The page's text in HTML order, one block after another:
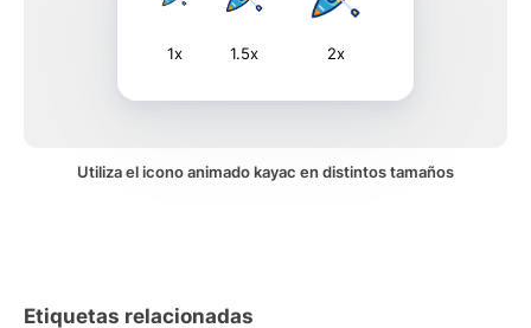
1x 1.5x 2x
Utiliza el icono animado kayac en distintos tamaños
Etiquetas relacionadas